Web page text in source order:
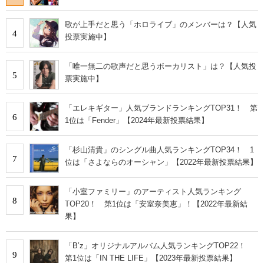
4
歌が上手だと思う「ホロライブ」のメンバーは？【人気
投票実施中】
5
「唯一無二の歌声だと思うボーカリスト」は？【人気投
票実施中】
6
「エレキギター」人気ブランドランキングTOP31！ 第
1位は「Fender」【2024年最新投票結果】
7
「杉山清貴」のシングル曲人気ランキングTOP34！ 1
位は「さよならのオーシャン」【2022年最新投票結果】
8
「小室ファミリー」のアーティスト人気ランキング
TOP20！ 第1位は「安室奈美恵」！【2022年最新結
果】
9
「B’z」オリジナルアルバム人気ランキングTOP22！
第1位は「IN THE LIFE」【2023年最新投票結果】